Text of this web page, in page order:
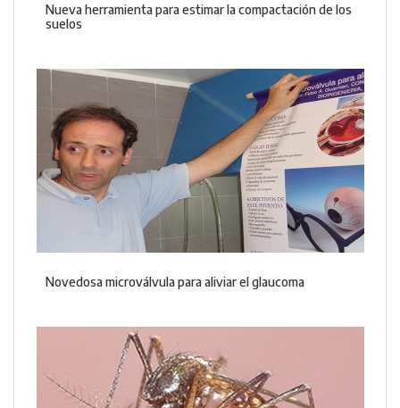
Nueva herramienta para estimar la compactación de los
suelos
Novedosa microválvula para aliviar el glaucoma